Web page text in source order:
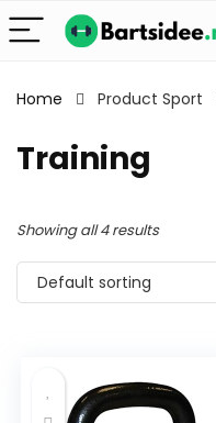
Home Product Sport
Training
Showing all 4 results
Default sorting